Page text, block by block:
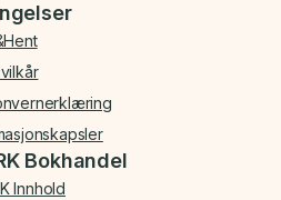
Bokhandel
Innhold